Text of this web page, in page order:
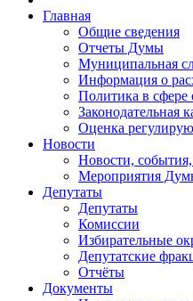
Главная
Общие сведения
Отчеты Думы
Муниципальная
Информация о
Политика в сфере
Законодательная
Оценка
Новости
Новости,
Мероприятия
Депутаты
Депутаты
Комиссии
Избирательные
Депутатские
Отчёты
Документы